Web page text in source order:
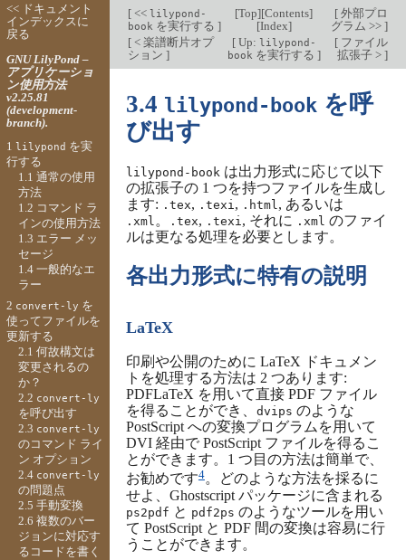
[<< lilypond-
book を実行する ]
[Top][Contents]
[Index]
[外部プロ
グラム >> ]
[< 楽譜断片オプ
ション ]
[Up: lilypond-
book を実行する ]
[ファイル
拡張子 > ]
3.4 lilypond-bookを呼
び出す
lilypond-book は出力形式に応じて以下
の拡張子の 1 つを持つファイルを生成し
ます: .tex, .texi , .html , あるいは
.xml 。 .tex, .texi , それに .xml のファイ
ルは更なる処理を必要とします。
各出力形式に特有の説明
LaTeX
印刷や公開のために LaTeX ドキュメン
トを処理する方法は 2 つあります:
PDFLaTeX を用いて直接 PDF ファイル
を得ることができ、 dvips のような
PostScript への変換プログラムを用いて
DVI 経由で PostScript ファイルを得るこ
とができます。1 つ目の方法は簡単で、
お勧めです4。どのような方法を採るに
せよ、Ghostscript パッケージに含まれる
ps2pdf と pdf2ps のようなツールを用い
て PostScript と PDF 間の変換は容易に行
うことができます。
<< ドキュメント
インデックスに
戻る
GNU LilyPond –
アプリケーショ
ン使用方法
v2.25.81
(development-
branch).
1 lilypond を実
行する
1.1 通常の使用
方法
1.2 コマンド ラ
インの使用方法
1.3 エラー メッ
セージ
1.4 一般的なエ
ラー
2 convert-ly を
使ってファイルを
更新する
2.1 何故構文は
変更されるの
か？
2.2 convert-ly
を呼び出す
2.3 convert-ly
のコマンド ライ
ン オプション
2.4 convert-ly
の問題点
2.5 手動変換
2.6 複数のバー
ジョンに対応す
るコードを書く